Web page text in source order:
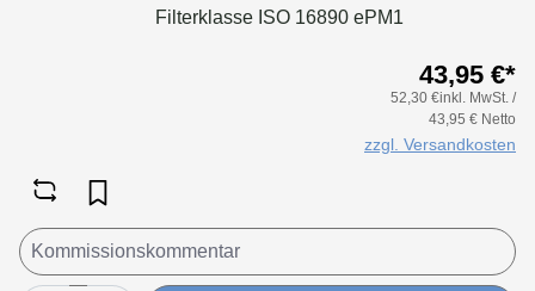
Filterklasse ISO 16890 ePM1
in folgenden Grenzen:Maße Breite: 170
bis 950 mmMaße Höhe: 170 bis 650
mmTaschenanzahl Breite: bis 170 mm 2
Taschenbis 250 mm 3 Taschenbis 300 mm
700 mm 9 Taschenbis 800 mm 10
Taschenbis 950 mm 12 Taschen
43,95 €*
52,30 €inkl. MwSt. /
43,95 € Netto
zzgl. Versandkosten